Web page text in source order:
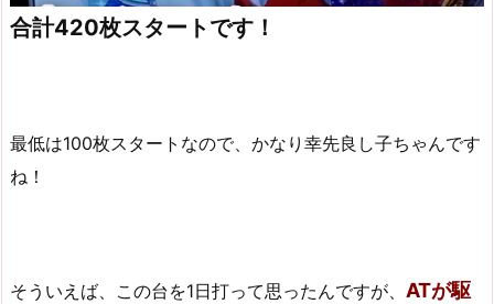
合計420枚スタートです！
最低は100枚スタートなので、かなり幸先良し子ちゃんです
ね！
そういえば、この台を1日打って思ったんですが、 ATが駆